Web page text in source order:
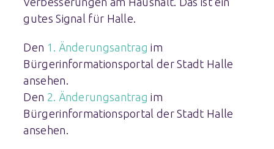
gutes Signal für Halle.
Den 1. Änderungsantrag im
Bürgerinformationsportal der Stadt Halle
ansehen.
Den 2. Änderungsantrag im
Bürgerinformationsportal der Stadt Halle
ansehen.